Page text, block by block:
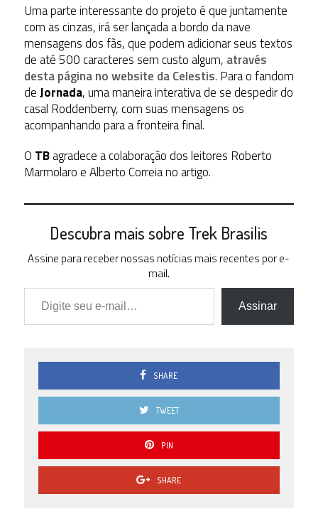
Uma parte interessante do projeto é que juntamente
com as cinzas, irá ser lançada a bordo da nave
mensagens dos fãs, que podem adicionar seus textos
de até 500 caracteres sem custo algum, através
desta página no website da Celestis. Para o fandom
deJornada, uma maneira interativa de se despedir do
casal Roddenberry, com suas mensagens os
acompanhando para a fronteira final.
O TBagradece a colaboração dos leitores Roberto
Marmolaro e Alberto Correia no artigo.
Descubra mais sobre Trek Brasilis
Assine para receber nossas notícias mais recentes por e-
mail.
Digite seu e-mail…
Assinar
SHARE
TWEET
PIN
SHARE